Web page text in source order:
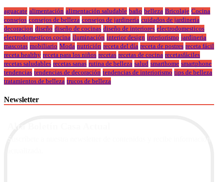
aguacate alimentación alimentación saludable baño belleza Bricolaje Cocina
consejos consejos de belleza consejos de jardineria cuidados de jardineria
decoracion diseño diseño de cocinas diseño de interiores electrodomesticos
electrodomesticos cocina iluminación interior design interiorismo jardineria
mascotas mobiliario Moda nutrición receta del día receta de postres receta fácil
receta healthy receta para los niños recetas recetas de cocina recetasfáciles
recetas saludables recetas sanas rutina de belleza salud smarthome smartphone
tendencias tendencias de decoración tendencias de interiorismo tips de belleza
tratamientos de belleza trucos de belleza
Newsletter